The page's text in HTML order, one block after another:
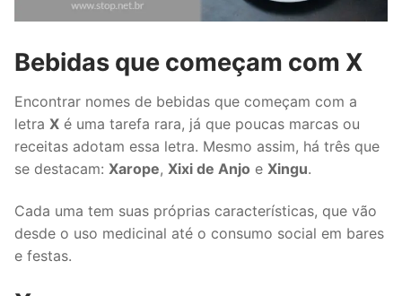
Bebidas que começam com X
Encontrar nomes de bebidas que começam com a
letra X é uma tarefa rara, já que poucas marcas ou
receitas adotam essa letra. Mesmo assim, há três que
se destacam: Xarope, Xixi de Anjo e Xingu.
Cada uma tem suas próprias características, que vão
desde o uso medicinal até o consumo social em bares
e festas.